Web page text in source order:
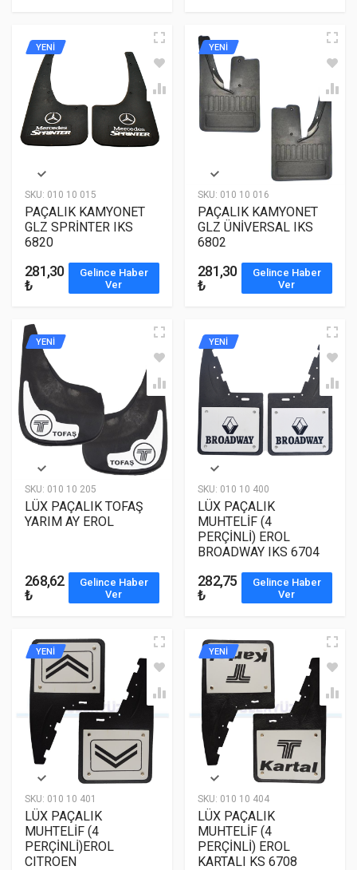
SKU: 010 10 015
YENİ
PAÇALIK KAMYONET
GLZ SPRİNTER IKS
6820
281,30
₺
Gelince Haber
Ver
SKU: 010 10 016
YENİ
PAÇALIK KAMYONET
GLZ ÜNİVERSAL IKS
6802
281,30
₺
Gelince Haber
Ver
SKU: 010 10 205
YENİ
LÜX PAÇALIK TOFAŞ
YARIM AY EROL
268,62
₺
Gelince Haber
Ver
SKU: 010 10 400
YENİ
LÜX PAÇALIK
MUHTELİF (4
PERÇİNLİ) EROL
BROADWAY IKS 6704
282,75
₺
Gelince Haber
Ver
SKU: 010 10 401
YENİ
LÜX PAÇALIK
MUHTELİF (4
PERÇİNLİ)EROL
CITROEN
SKU: 010 10 404
YENİ
LÜX PAÇALIK
MUHTELİF (4
PERÇİNLİ) EROL
KARTALI KS 6708